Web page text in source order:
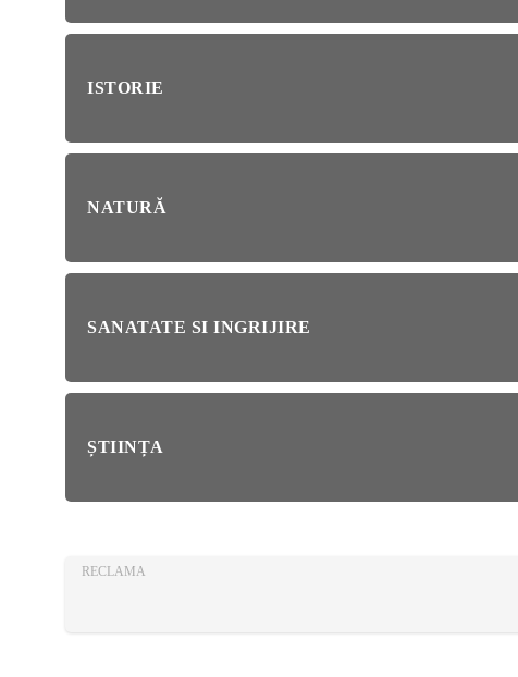
ISTORIE
NATURĂ
SANATATE SI INGRIJIRE
ȘTIINȚA
RECLAMA